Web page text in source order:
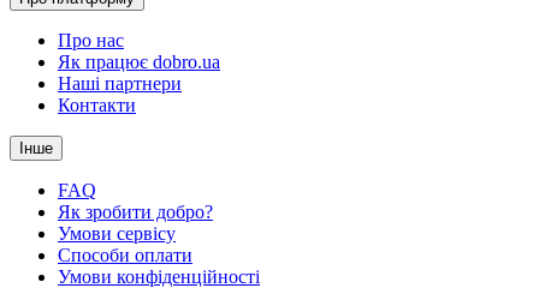
Про нас
Як працює dobro.ua
Наші партнери
Контакти
Інше
FAQ
Як зробити добро?
Умови сервісу
Способи оплати
Умови конфіденційності